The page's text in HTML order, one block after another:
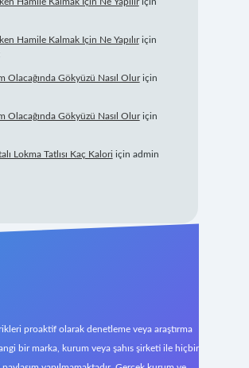
Hamile Kalmak Için Ne Yapılıriçin
Olacağında Gökyüzü Nasıl Oluriçin
Olacağında Gökyüzü Nasıl Oluriçin
Lokma Tatlısı Kaç Kalori için admin
proaktif olarak denetleme veya araştırma
bir marka, kurum veya şahıs şirketi ile hiçbir